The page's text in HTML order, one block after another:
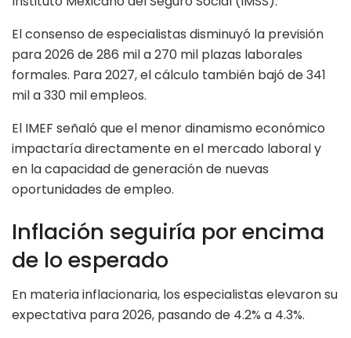
El consenso de especialistas disminuyó la previsión
para 2026 de 286 mil a 270 mil plazas laborales
formales. Para 2027, el cálculo también bajó de 341
mil a 330 mil empleos.
El IMEF señaló que el menor dinamismo económico
impactaría directamente en el mercado laboral y
en la capacidad de generación de nuevas
oportunidades de empleo.
Inflación seguiría por encima
de lo esperado
En materia inflacionaria, los especialistas elevaron su
expectativa para 2026, pasando de 4.2% a 4.3%.